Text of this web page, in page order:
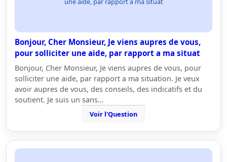
Bonjour, Cher Monsieur, Je viens aupres de vous,
pour solliciter une aide, par rapport a ma situat
Bonjour, Cher Monsieur, Je viens aupres de vous, pour
solliciter une aide, par rapport a ma situation. Je veux
avoir aupres de vous, des conseils, des indicatifs et du
soutient. Je suis un sans…
Voir l'Question